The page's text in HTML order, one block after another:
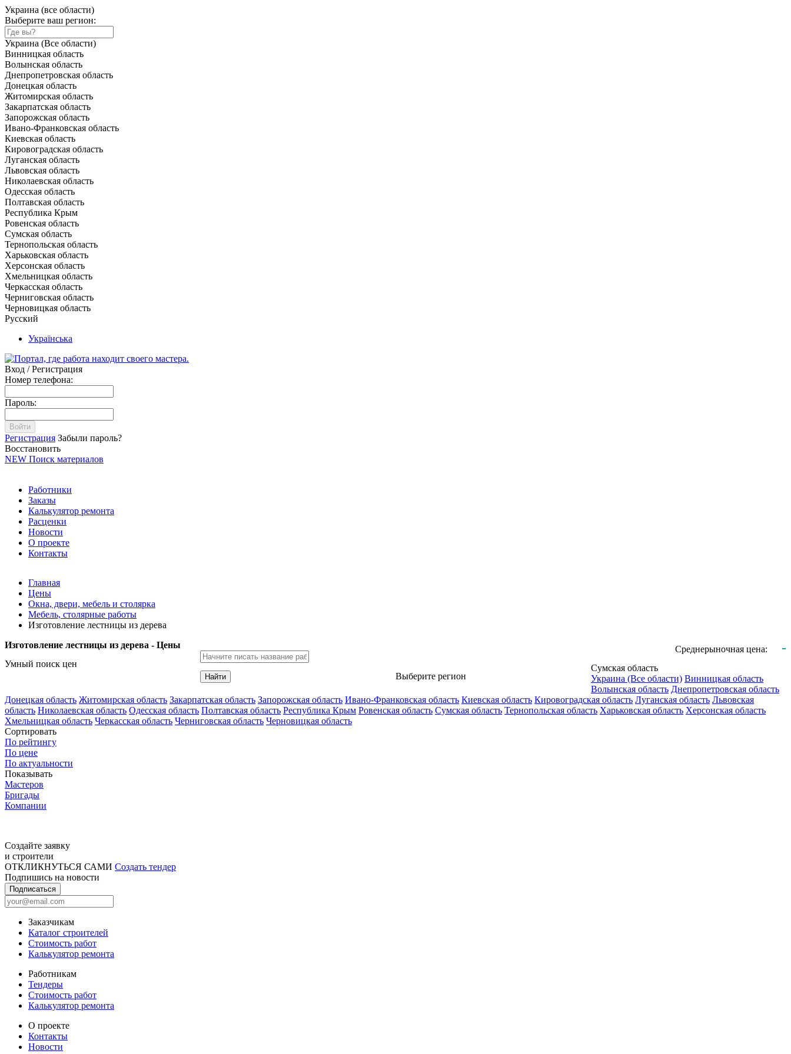
Украина (все области)
Выберите ваш регион:
Украина (Все области)
Винницкая область
Волынская область
Днепропетровская область
Донецкая область
Житомирская область
Закарпатская область
Запорожская область
Ивано-Франковская область
Киевская область
Кировоградская область
Луганская область
Львовская область
Николаевская область
Одесская область
Полтавская область
Республика Крым
Ровенская область
Сумская область
Тернопольская область
Харьковская область
Херсонская область
Хмельницкая область
Черкасская область
Черниговская область
Черновицкая область
Русский
Українська
Вход / Регистрация
Номер телефона:
Пароль:
Войти
Регистрация Забыли пароль?
Восстановить
NEW Поиск материалов
Работники
Заказы
Калькулятор ремонта
Расценки
Новости
О проекте
Контакты
Главная
Цены
Окна, двери, мебель и столярка
Мебель, столярные работы
Изготовление лестницы из дерева
Изготовление лестницы из дерева - Цены
Среднерыночная цена: -
Умный поиск цен
Найти Выберите регион
Сумская область
Украина (Все области) Винницкая область
Волынская область Днепропетровская область
Донецкая область Житомирская область Закарпатская область Запорожская область Ивано-Франковская область Киевская область Кировоградская область Луганская область Львовская
область Николаевская область Одесская область Полтавская область Республика Крым Ровенская область Сумская область Тернопольская область Харьковская область Херсонская область
Хмельницкая область Черкасская область Черниговская область Черновицкая область
Сортировать
По рейтингу
По цене
По актуальности
Показывать
Мастеров
Бригады
Компании
Создайте заявку
и строители
ОТКЛИКНУТЬСЯ САМИ Создать тендер
Подпишись на новости
Подписаться
Заказчикам
Каталог строителей
Стоимость работ
Калькулятор ремонта
Работникам
Тендеры
Стоимость работ
Калькулятор ремонта
О проекте
Контакты
Новости